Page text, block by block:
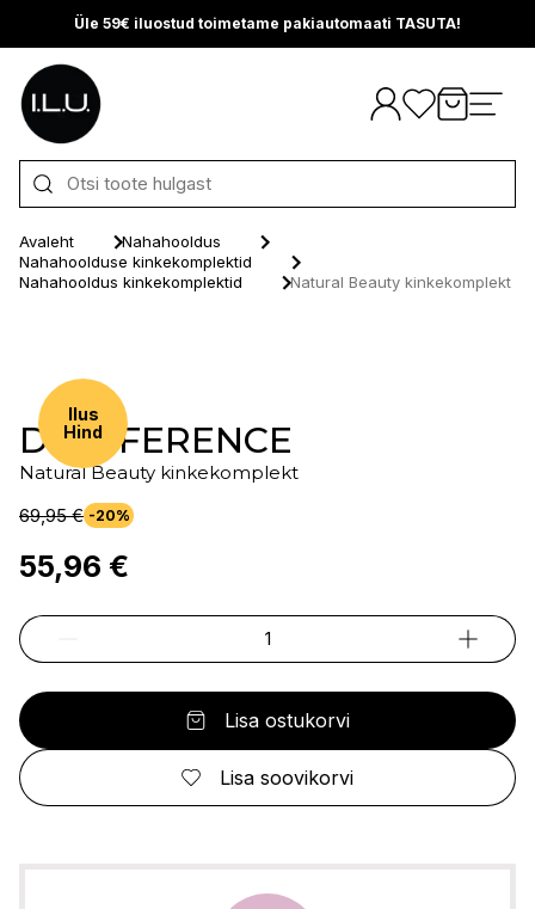
Üle 59€ iluostud toimetame pakiautomaati TASUTA!
Otse sisu juurde
Avaleht
Nahahooldus
Nahahoolduse kinkekomplektid
Nahahooldus kinkekomplektid
Natural Beauty kinkekomplekt
Ilus
Hind
D'DIFFERENCE
Natural Beauty kinkekomplekt
69,95 € -20%
55,96 €
Lisa ostukorvi
Lisa soovikorvi